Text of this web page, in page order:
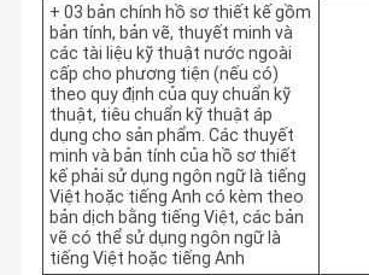
+ 03 bản chính hồ sơ thiết kế gồm
bản tính, bản vẽ, thuyết minh và
các tài liệu kỹ thuật nước ngoài
cấp cho phương tiện (nếu có)
theo quy định của quy chuẩn kỹ
thuật, tiêu chuẩn kỹ thuật áp
dụng cho sản phẩm. Các thuyết
minh và bản tính của hồ sơ thiết
kế phải sử dụng ngôn ngữ là tiếng
Việt hoặc tiếng Anh có kèm theo
bản dịch bằng tiếng Việt, các bản
vẽ có thể sử dụng ngôn ngữ là
tiếng Việt hoặc tiếng Anh